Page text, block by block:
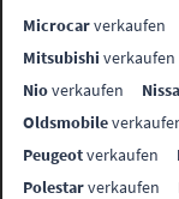
Microcarverkaufen
Mitsubishi verkaufen
Nioverkaufen
Oldsmobile
Peugeotverkaufen
Polestarverkaufen